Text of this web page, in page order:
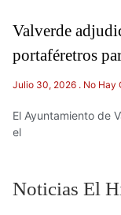
Valverde
portaféretros
Julio 30, 2026 No Hay
El Ayuntamiento de
el
Noticias El